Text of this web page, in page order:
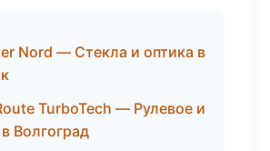
Nord — Стекла и оптика в
TurboTech — Рулевое и
Волгоград